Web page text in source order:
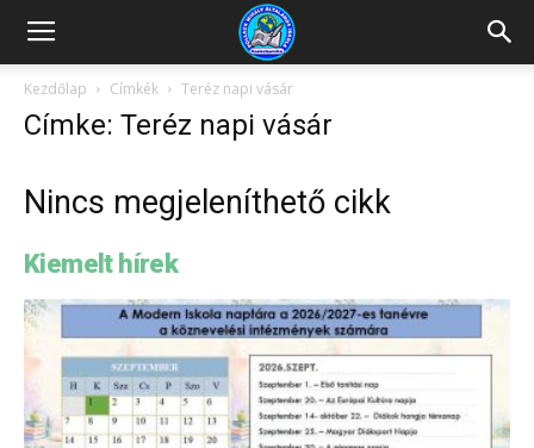
Kazincbarcikai
Pollack
Általános
Iskola
Kezdőlap Címkék Teréz napi vásár
Címke: Teréz napi vásár
Nincs megjeleníthető cikk
Kiemelt hírek